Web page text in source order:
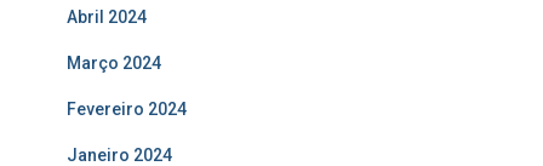
Abril 2024
Março 2024
Fevereiro 2024
Janeiro 2024